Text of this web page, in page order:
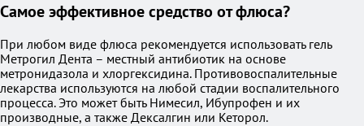
Самое эффективное средство от флюса?
При любом виде флюса рекомендуется использовать гель
Метрогил Дента – местный антибиотик на основе
метронидазола и хлоргексидина. Противовоспалительные
лекарства используются на любой стадии воспалительного
процесса. Это может быть Нимесил, Ибупрофен и их
производные, а также Дексалгин или Кеторол.